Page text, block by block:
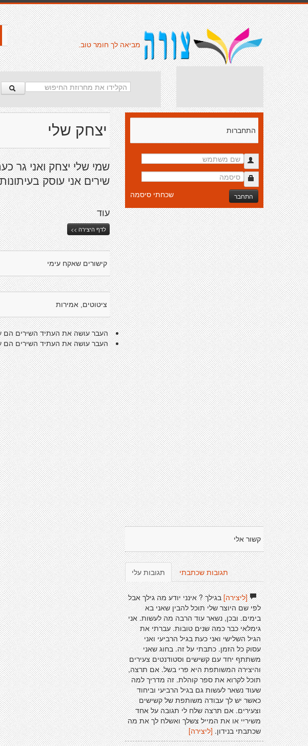
מביאה לך חומר טוב.
יצחק שלי
שמי שלי יצחק ואני גר
שירים אני עוסק
עוד
לדף היצירה >>
קישורים שאקח עימי
ציטוטים, אמירות
העבר עושה את העתיד השירים הם
העבר עושה את העתיד השירים הם
התחברות
התחבר שכחתי סיסמה
קשור אלי
תגובות עלי תגובות שכתבתי
[ליצירה]בגילך ? אינני יודע מה גילך אבל
לפי שם היוצר שלי תוכל להבין שאני בא
בימים. ובכן, נשאר עוד הרבה מה לעשות. אני
גימלאי כבר כמה שנים טובות. עברתי את
הגיל השלישי ואני כעת בגיל הרביעי ואני
עסוק כל הזמן. כתבתי על זה. בחוג שאני
משתתף יחד עם קשישים וסטודנטים צעירים
והיצירה המשותפת היא פרי בשל. אם תרצה,
תוכל לקרוא את ספר קוהלת. זה מדריך למה
שעוד נשאר לעשות גם בגיל הרביעי וביחוד
כאשר יש לך עבודה משותפת של קשישים
וצעירים. אם תרצה שלח לי תגובה על אחד
משיריי או את המייל צשלך ואשלח לך את מה
שכתבתי בנידון.[ליצירה]